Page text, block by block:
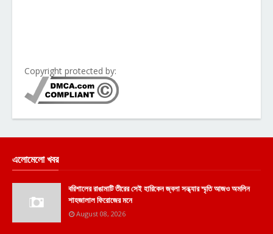
Copyright protected by:
এলোমেলো খবর
বরিশালের রাঙামাটি তীরের সেই হারিকেন জ্বলা সন্ধ্যার স্মৃতি আজও অমলিন
শাহজালাল ফিরোজের মনে
August 08, 2026